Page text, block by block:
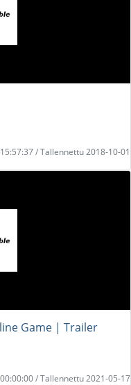
/ Tallennettu 2018-10-01
Game | Trailer
/ Tallennettu 2021-05-17